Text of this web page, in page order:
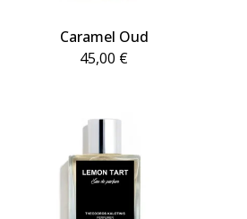
Caramel Oud
45,00 €